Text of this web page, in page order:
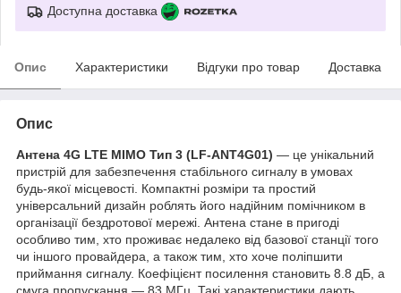
Доступна доставка
Опис Характеристики Відгуки про товар Доставка
Опис
Антена 4G LTE MIMO Тип 3 (LF-ANT4G01) — це унікальний
пристрій для забезпечення стабільного сигналу в умовах
будь-якої місцевості. Компактні розміри та простий
універсальний дизайн роблять його надійним помічником в
організації бездротової мережі. Антена стане в пригоді
особливо тим, хто проживає недалеко від базової станції того
чи іншого провайдера, а також тим, хто хоче поліпшити
приймання сигналу. Коефіцієнт посилення становить 8.8 дБ, а
смуга пропускання — 83 МГц. Такі характеристики дають